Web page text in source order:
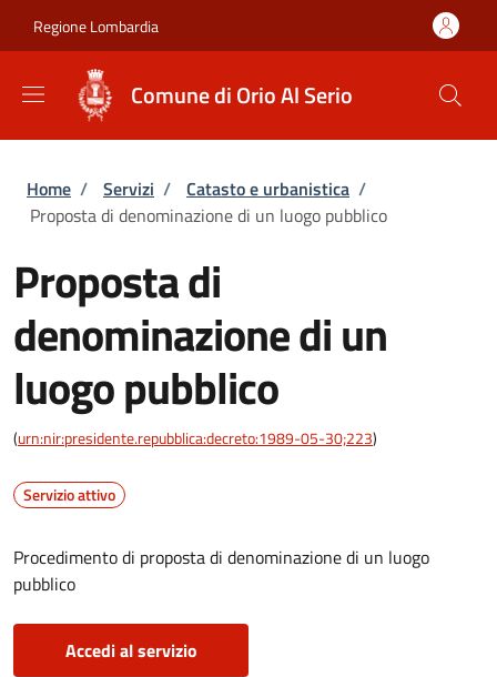
Regione Lombardia
Comune di Orio Al Serio
Briciole di pane
Home / Servizi / Catasto e urbanistica /
Proposta di denominazione di un luogo pubblico
Proposta di
denominazione di un
luogo pubblico
(urn:nir:presidente.repubblica:decreto:1989-05-30;223)
Servizio attivo
Procedimento di proposta di denominazione di un luogo
pubblico
Accedi al servizio